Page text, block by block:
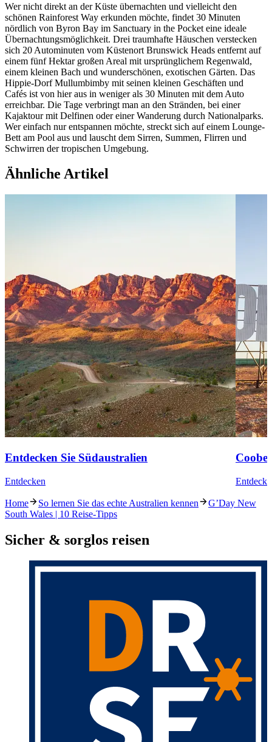
Wer nicht direkt an der Küste übernachten und vielleicht den
schönen Rainforest Way erkunden möchte, findet 30 Minuten
nördlich von Byron Bay im Sanctuary in the Pocket eine ideale
Übernachtungsmöglichkeit. Drei traumhafte Häuschen verstecken
sich 20 Autominuten vom Küstenort Brunswick Heads entfernt auf
einem fünf Hektar großen Areal mit ursprünglichem Regenwald,
einem kleinen Bach und wunderschönen, exotischen Gärten. Das
Hippie-Dorf Mullumbimby mit seinen kleinen Geschäften und
Cafés ist von hier aus in weniger als 30 Minuten mit dem Auto
erreichbar. Die Tage verbringt man an den Stränden, bei einer
Kajaktour mit Delfinen oder einer Wanderung durch Nationalparks.
Wer einfach nur entspannen möchte, streckt sich auf einem Lounge-
Bett am Pool aus und lauscht dem Sirren, Summen, Flirren und
Schwirren der tropischen Umgebung.
Ähnliche Artikel
Entdecken Sie Südaustralien
Entdecken
Home So lernen Sie das echte Australien kennen
G’Day New
South Wales | 10 Reise-Tipps
Sicher & sorglos reisen